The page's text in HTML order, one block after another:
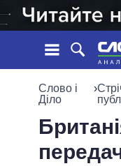
ПОДІЇ
СТАТТІ
Слово і
Діло
›